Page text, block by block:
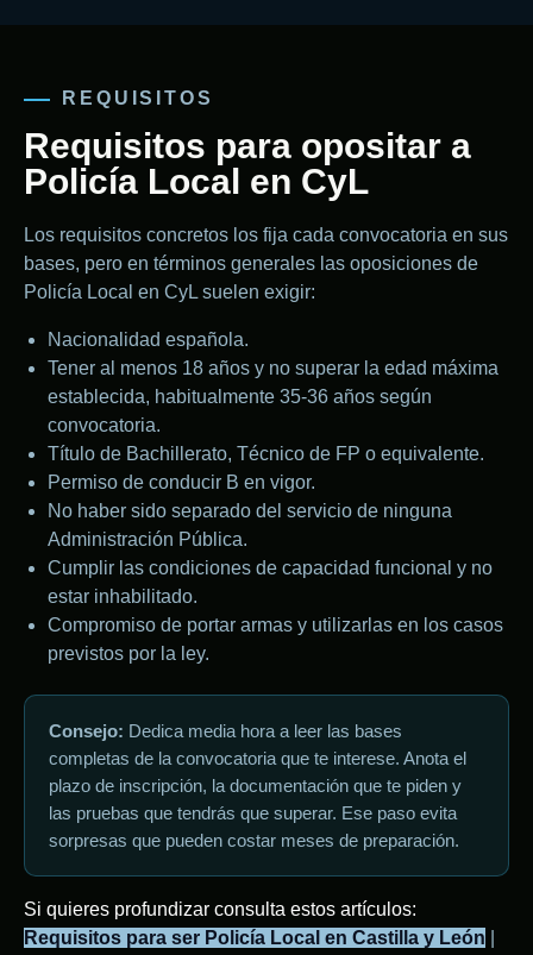
REQUISITOS
Requisitos para opositar a
Policía Local en CyL
Los requisitos concretos los fija cada convocatoria en sus
bases, pero en términos generales las oposiciones de
Policía Local en CyL suelen exigir:
Nacionalidad española.
Tener al menos 18 años y no superar la edad máxima
establecida, habitualmente 35-36 años según
convocatoria.
Título de Bachillerato, Técnico de FP o equivalente.
Permiso de conducir B en vigor.
No haber sido separado del servicio de ninguna
Administración Pública.
Cumplir las condiciones de capacidad funcional y no
estar inhabilitado.
Compromiso de portar armas y utilizarlas en los casos
previstos por la ley.
Consejo: Dedica media hora a leer las bases
completas de la convocatoria que te interese. Anota el
plazo de inscripción, la documentación que te piden y
las pruebas que tendrás que superar. Ese paso evita
sorpresas que pueden costar meses de preparación.
Si quieres profundizar consulta estos artículos:
Requisitos para ser Policía Local en Castilla y León